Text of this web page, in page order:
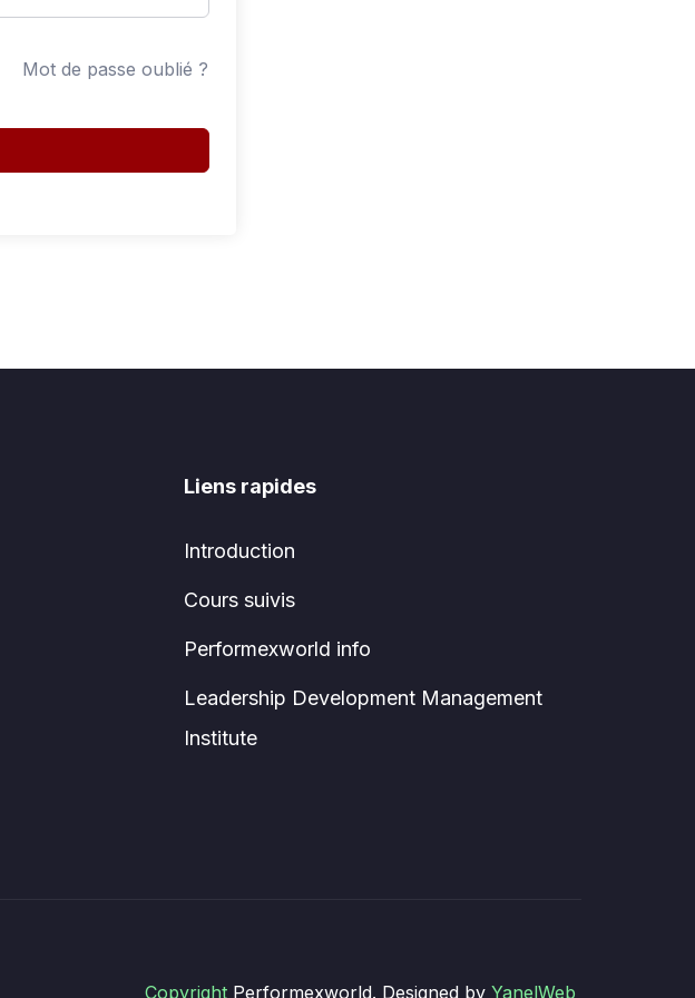
Mot de passe oublié ?
Liens rapides
Introduction
Cours suivis
Performexworld info
Leadership Development Management
Institute
Copyright Performexworld. Designed by YanelWeb